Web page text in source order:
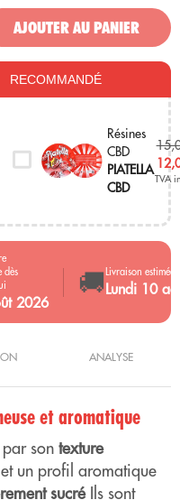
AJOUTER AU PANIER
RECOMMANDÉ
Résines
CBD
PIATELLA
CBD
TVA
dès
2026
🚚Livraison estimée
Lundi 10
ANALYSE
et aromatique
son texture
un profil aromatique
sucréIls sont